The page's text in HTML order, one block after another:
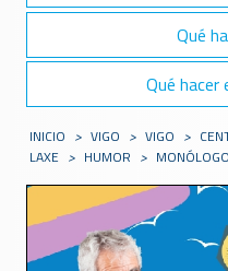
Qué
Qué hacer
INICIO > VIGO > VIGO >
LAXE > HUMOR >